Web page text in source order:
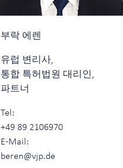
부락 에렌
유럽 변리사,
통합 특허법원 대리인,
파트너
Tel:
+49 89 2106970
E-Mail:
beren@vjp.de